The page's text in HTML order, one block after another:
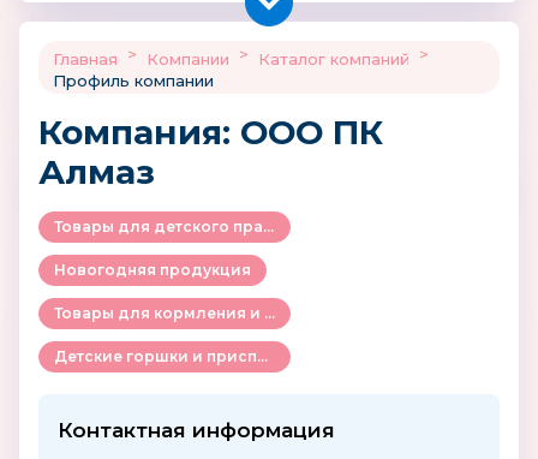
Главная > Компании > Каталог компаний
>
Профиль компании
Компания: ООО ПК
Алмаз
Товары для детского праздника
Новогодняя продукция
Товары для кормления и ухода за ребенком
Детские горшки и приспособления для туалета
Контактная информация